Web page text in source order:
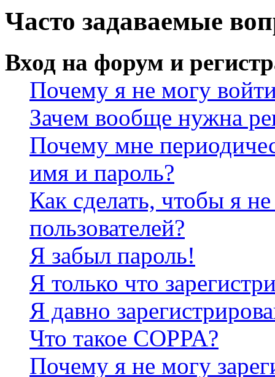
Часто задаваемые
Вход на форум и
Почему я не могу
Зачем вообще нужна
Почему мне
имя и пароль?
Как сделать, чтобы я
пользователей?
Я забыл пароль!
Я только что
Я давно
Что такое COPPA?
Почему я не могу